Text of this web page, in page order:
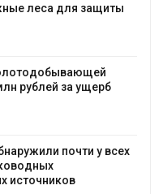
Минприроды утвердило
Авг 5, 2026
Спасённые от
Авг 5, 2026
В России изменили правила